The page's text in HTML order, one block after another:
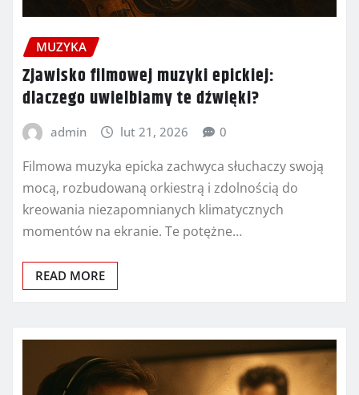
MUZYKA
Zjawisko filmowej muzyki epickiej:
dlaczego uwielbiamy te dźwięki?
admin lut 21, 2026 0
Filmowa muzyka epicka zachwyca słuchaczy swoją
mocą, rozbudowaną orkiestrą i zdolnością do
kreowania niezapomnianych klimatycznych
momentów na ekranie. Te potężne…
READ MORE